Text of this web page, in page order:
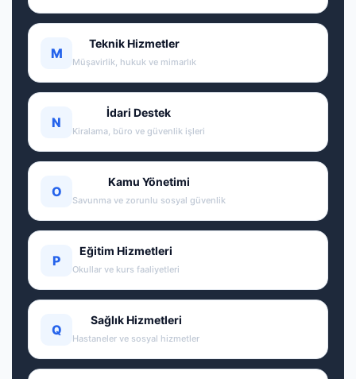
M
Teknik Hizmetler
Müşavirlik, hukuk ve mimarlık
N
İdari Destek
Kiralama, büro ve güvenlik işleri
O
Kamu Yönetimi
Savunma ve zorunlu sosyal güvenlik
P
Eğitim Hizmetleri
Okullar ve kurs faaliyetleri
Q
Sağlık Hizmetleri
Hastaneler ve sosyal hizmetler